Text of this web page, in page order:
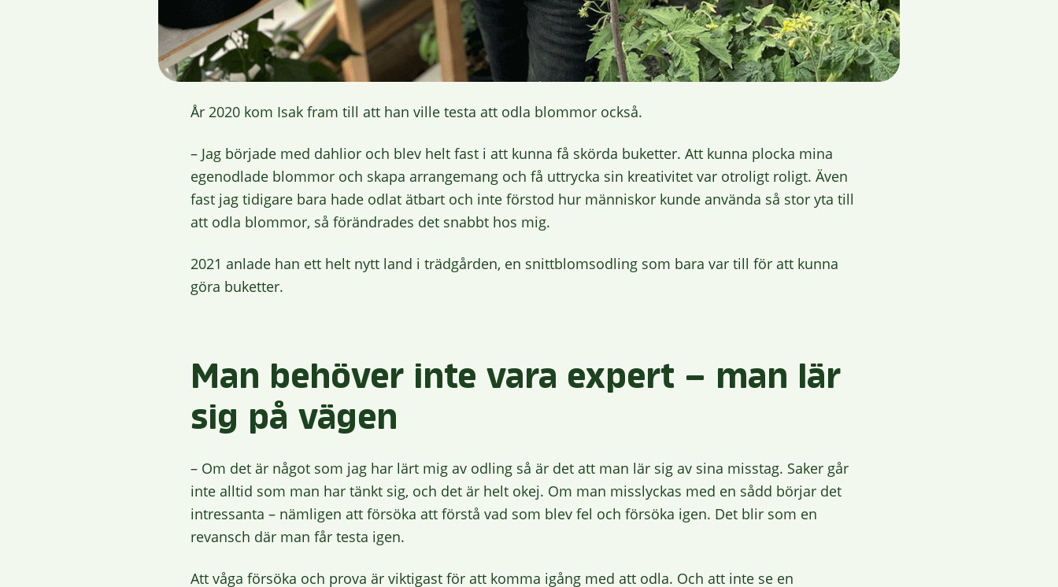
År 2020 kom Isak fram till att han ville testa att odla blommor också.
– Jag började med dahlior och blev helt fast i att kunna få skörda buketter. Att kunna plocka mina
egenodlade blommor och skapa arrangemang och få uttrycka sin kreativitet var otroligt roligt. Även
fast jag tidigare bara hade odlat ätbart och inte förstod hur människor kunde använda så stor yta till
att odla blommor, så förändrades det snabbt hos mig.
2021 anlade han ett helt nytt land i trädgården, en snittblomsodling som bara var till för att kunna
göra buketter.
Man behöver inte vara expert – man lär
sig på vägen
– Om det är något som jag har lärt mig av odling så är det att man lär sig av sina misstag. Saker går
inte alltid som man har tänkt sig, och det är helt okej. Om man misslyckas med en sådd börjar det
intressanta – nämligen att försöka att förstå vad som blev fel och försöka igen. Det blir som en
revansch där man får testa igen.
Att våga försöka och prova är viktigast för att komma igång med att odla. Och att inte se en